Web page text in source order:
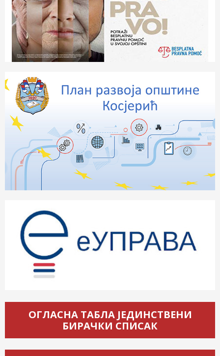
ОГЛАСНА ТАБЛА ЈЕДИНСТВЕНИ
БИРАЧКИ СПИСАК